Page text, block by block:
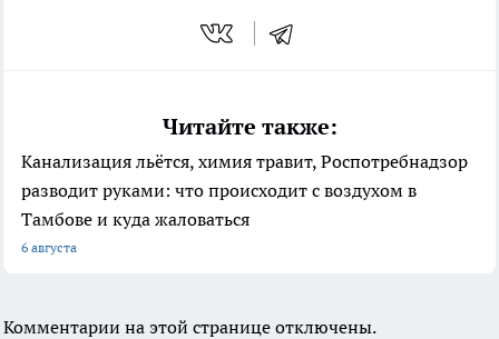
Читайте также:
Канализация льётся, химия травит, Роспотребнадзор
разводит руками: что происходит с воздухом в
Тамбове и куда жаловаться
6 августа
Комментарии на этой странице отключены.